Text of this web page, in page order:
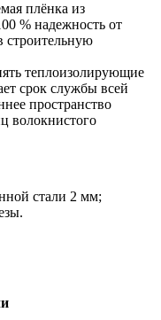
плёнка из
% надежность от
строительную
теплоизолирующие
срок службы всей
пространство
волокнистого
стали 2 мм;